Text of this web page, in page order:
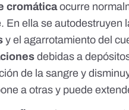
cromáticaocurre
En ella se autodestruyen
y el agarrotamiento del
debidas a
de la sangre y
a otras y puede